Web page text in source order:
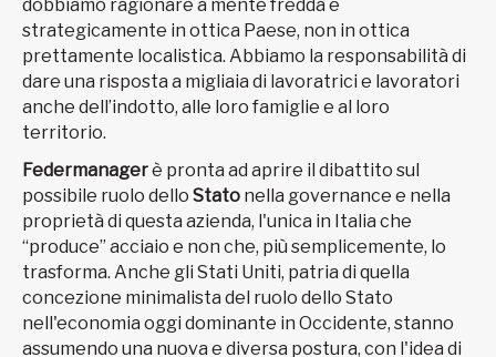
dobbiamo ragionare a mente fredda e
strategicamente in ottica Paese, non in ottica
prettamente localistica. Abbiamo la responsabilità di
dare una risposta a migliaia di lavoratrici e lavoratori
anche dell’indotto, alle loro famiglie e al loro
territorio.
Federmanagerè pronta ad aprire il dibattito sul
possibile ruolo dello Stato nella governance e nella
proprietà di questa azienda, l'unica in Italia che
“produce” acciaio e non che, più semplicemente, lo
trasforma. Anche gli Stati Uniti, patria di quella
concezione minimalista del ruolo dello Stato
nell'economia oggi dominante in Occidente, stanno
assumendo una nuova e diversa postura, con l'idea di